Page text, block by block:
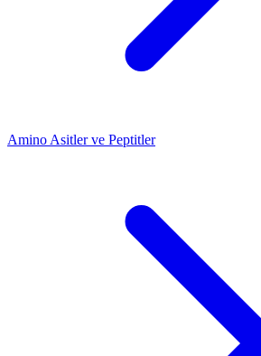
Amino Asitler ve Peptitler